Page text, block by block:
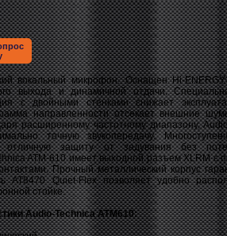
микрофон. Оснащен Hi-
выхода и динамичной отдачи.
с двойными стенками снижает
направленности отсекает внешние
расширенному частотному диапазону,
точную звукопередачу.
отличную защиту от задувания без
ATM-610 имеет выходной разъем XLRM с
Прочный металлический корпус
AT8470 Quiet-Flex позволяет удобно
стойке.
Audio-Technica ATM610: